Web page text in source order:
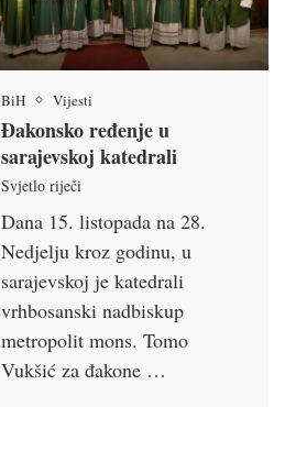
BiH Vijesti
Đakonsko ređenje u
sarajevskoj katedrali
Svjetlo riječi
Dana 15. listopada na 28.
Nedjelju kroz godinu, u
sarajevskoj je katedrali
vrhbosanski nadbiskup
metropolit mons. Tomo
Vukšić za đakone …